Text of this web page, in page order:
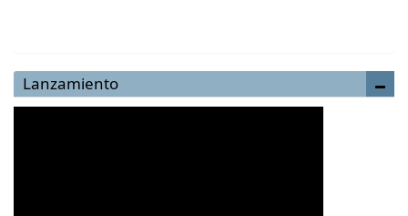
Lanzamiento